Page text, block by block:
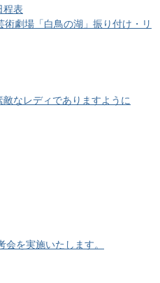
程表
術劇場「白鳥の湖」振り付け・リ
なレディでありますように
を実施いたします。